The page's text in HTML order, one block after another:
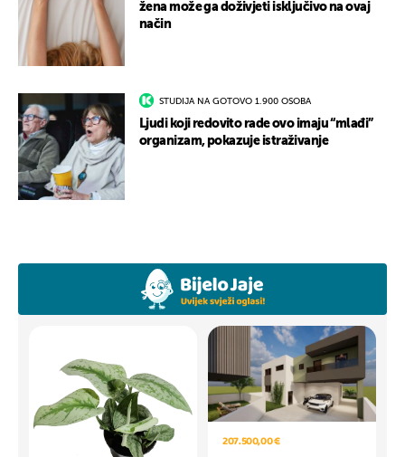
žena može ga doživjeti isključivo na ovaj
način
STUDIJA NA GOTOVO 1.900 OSOBA
Ljudi koji redovito rade ovo imaju “mlađi”
organizam, pokazuje istraživanje
207.500,00 €